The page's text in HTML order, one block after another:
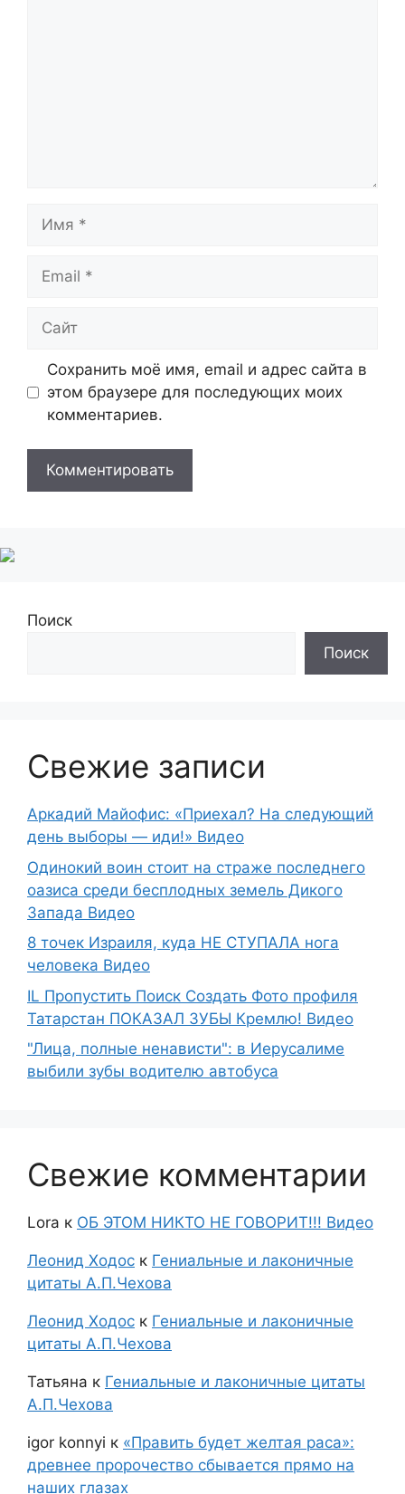
Сохранить моё имя, email и адрес сайта в
этом браузере для последующих моих
комментариев.
Поиск
Поиск
Свежие записи
Аркадий Майофис: «Приехал? На следующий
день выборы — иди!» Видео
Одинокий воин стоит на страже последнего
оазиса среди бесплодных земель Дикого
Запада Видео
8 точек Израиля, куда НЕ СТУПАЛА нога
человека Видео
IL Пропустить Поиск Создать Фото профиля
Татарстан ПОКАЗАЛ ЗУБЫ Кремлю! Видео
"Лица, полные ненависти": в Иерусалиме
выбили зубы водителю автобуса
Свежие комментарии
Lora к ОБ ЭТОМ НИКТО НЕ ГОВОРИТ!!! Видео
Леонид Ходос к Гениальные и лаконичные
цитаты А.П.Чехова
Леонид Ходос к Гениальные и лаконичные
цитаты А.П.Чехова
Татьяна к Гениальные и лаконичные цитаты
А.П.Чехова
igor konnyi к «Править будет желтая раса»:
древнее пророчество сбывается прямо на
наших глазах